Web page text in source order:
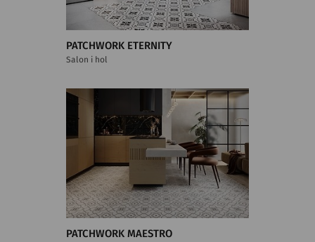
PATCHWORK ETERNITY
Salon i hol
PATCHWORK MAESTRO